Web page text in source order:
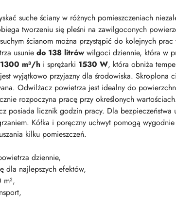
suche ściany w różnych pomieszczeniach
tworzeniu się pleśni na zawilgoconych
ścianom można przystąpić do kolejnych
usunie do 138 litrów wilgoci dziennie, która w
m³/h i sprężarki 1530 W, która obniża
wyjątkowo przyjazny dla środowiska. Skroplona
Odwilżacz powietrza jest idealny do
rozpoczyna pracę przy określonych
posiada licznik godzin pracy. Dla bezpieczeństwa
Kółka i poręczny uchwyt pomogą
kilku pomieszczeń.​​​​​​​
dziennie,
dla najlepszych efektów,
m²,